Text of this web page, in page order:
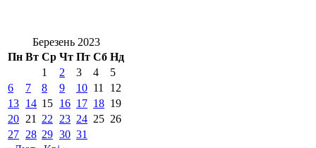
Березень 2023
Пн Вт Ср Чт Пт Сб Нд
1
2 3 4
5
6
7 8 9 10 11
12
13 14 15 16 17 18 19
20 21 22 23 24 25 26
27 28 29 30 31